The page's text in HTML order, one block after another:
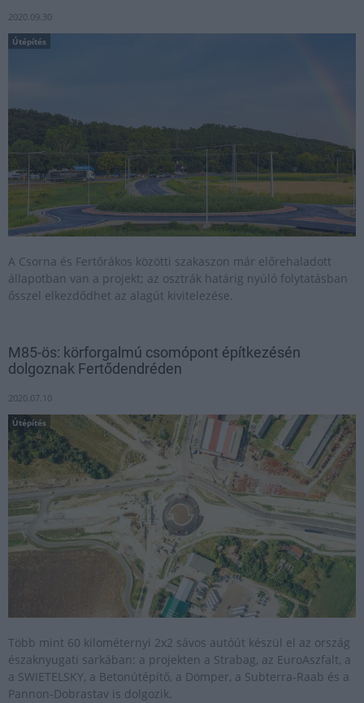
2020.09.30
Útépítés
A Csorna és Fertőrákos közötti szakaszon már előrehaladott
állapotban van a projekt; az osztrák határig nyúló folytatásban
ősszel elkezdődhet az alagút kivitelezése.
M85-ös: körforgalmú csomópont építkezésén
dolgoznak Fertődendréden
2020.07.10
Útépítés
Több mint 60 kilométernyi 2x2 sávos autóút készül el az ország
északnyugati sarkában: a projekten a Strabag, az EuroAszfalt, a
a SWIETELSKY, a Betonútépítő, a Dömper, a Subterra-Raab és a
Pannon-Dobrastav is dolgozik.